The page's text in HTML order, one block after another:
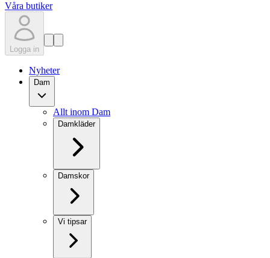
Våra butiker
Logga in
Nyheter
Dam
Allt inom Dam
Damkläder
Damskor
Vi tipsar